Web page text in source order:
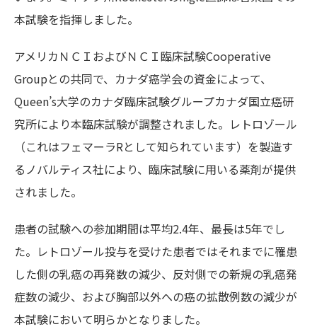
本試験を指揮しました。
アメリカＮＣＩおよびＮＣＩ臨床試験Cooperative
Groupとの共同で、カナダ癌学会の資金によって、
Queen’s大学のカナダ臨床試験グループカナダ国立癌研
究所により本臨床試験が調整されました。レトロゾール
（これはフェマーラRとして知られています）を製造す
るノバルティス社により、臨床試験に用いる薬剤が提供
されました。
患者の試験への参加期間は平均2.4年、最長は5年でし
た。レトロゾール投与を受けた患者ではそれまでに罹患
した側の乳癌の再発数の減少、反対側での新規の乳癌発
症数の減少、および胸部以外への癌の拡散例数の減少が
本試験において明らかとなりました。